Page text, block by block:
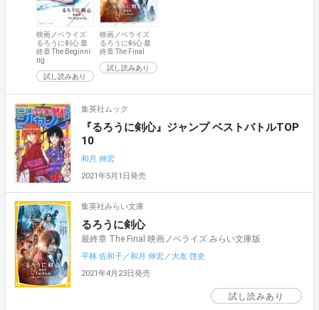
映画ノベライズ
るろうに剣心 最
終章 The Beginni
ng
試し読みあり
映画ノベライズ
るろうに剣心 最
終章 The Final
試し読みあり
集英社ムック
『るろうに剣心』ジャンプ ベストバトルTOP
10
和月 伸宏
2021年5月1日発売
集英社みらい文庫
るろうに剣心
最終章 The Final 映画ノベライズ みらい文庫版
平林 佐和子／和月 伸宏／大友 啓史
2021年4月23日発売
試し読みあり